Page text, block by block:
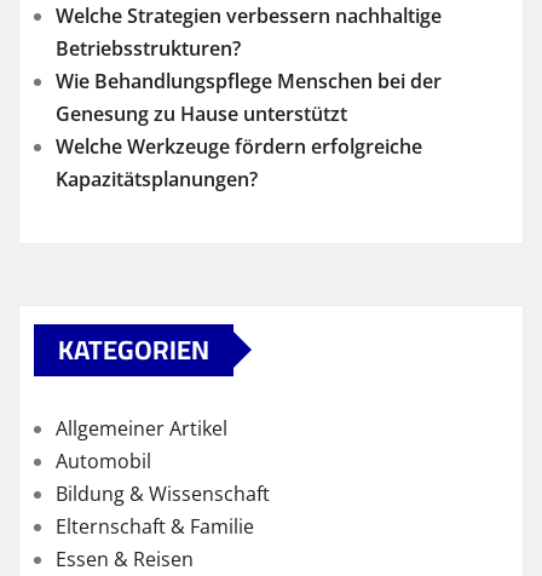
Welche Strategien verbessern nachhaltige
Betriebsstrukturen?
Wie Behandlungspflege Menschen bei der
Genesung zu Hause unterstützt
Welche Werkzeuge fördern erfolgreiche
Kapazitätsplanungen?
KATEGORIEN
Allgemeiner Artikel
Automobil
Bildung & Wissenschaft
Elternschaft & Familie
Essen & Reisen